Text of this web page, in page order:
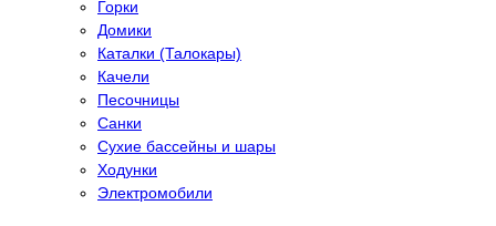
Горки
Домики
Каталки (Талокары)
Качели
Песочницы
Санки
Сухие бассейны и шары
Ходунки
Электромобили